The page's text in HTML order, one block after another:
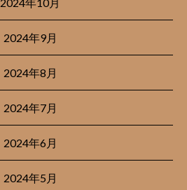
2024年9月
2024年8月
2024年7月
2024年6月
2024年5月